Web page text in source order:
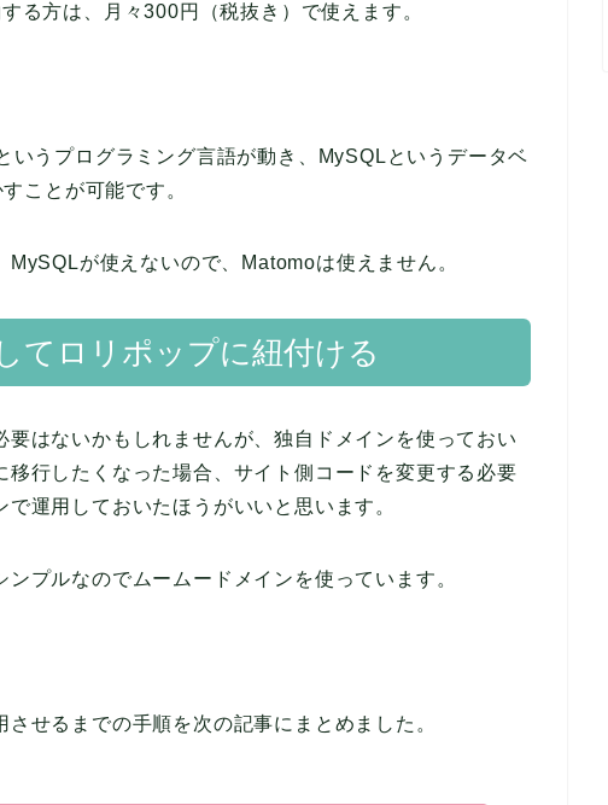
る方は、月々300円（税抜き）で使えます。
いうプログラミング言語が動き、MySQLというデータベ
ことが可能です。
が使えないので、Matomoは使えません。
てロリポップに紐付ける
要はないかもしれませんが、独自ドメインを使っておい
行したくなった場合、サイト側コードを変更する必要
運用しておいたほうがいいと思います。
プルなのでムームードメインを使っています。
せるまでの手順を次の記事にまとめました。